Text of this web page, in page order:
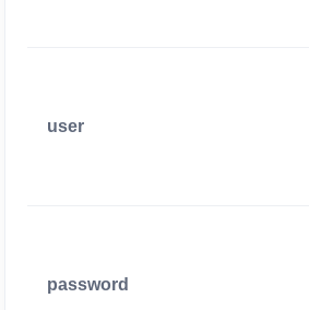
user
password